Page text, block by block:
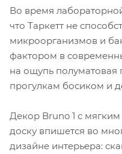
Во время
что Таркетт не
микроорганизмов и
фактором в
на ощупь полуматовая
прогулкам босиком и
Декор Bruno 1 с
доску впишется во
дизайне интерьера: